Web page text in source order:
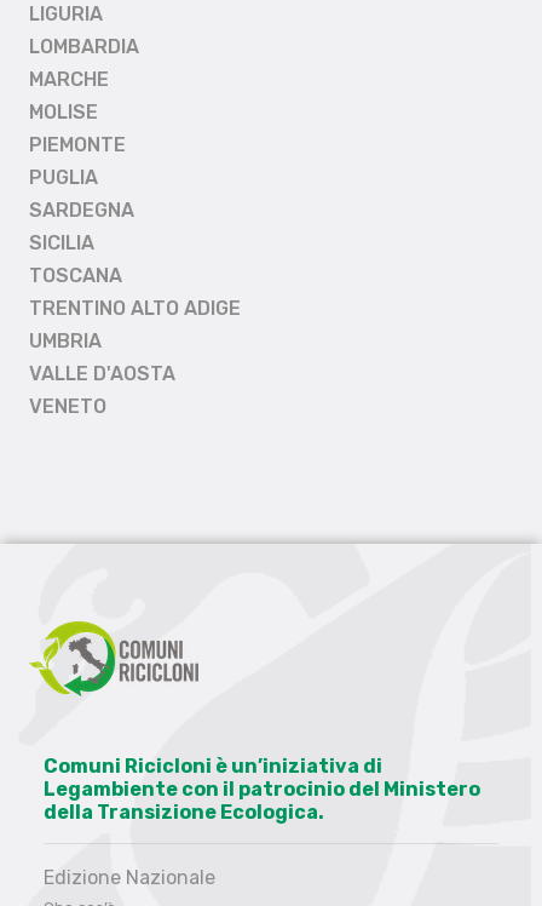
LIGURIA
LOMBARDIA
MARCHE
MOLISE
PIEMONTE
PUGLIA
SARDEGNA
SICILIA
TOSCANA
TRENTINO ALTO ADIGE
UMBRIA
VALLE D'AOSTA
VENETO
Comuni Ricicloni è un’iniziativa di
Legambiente con il patrocinio del Ministero
della Transizione Ecologica.
Edizione Nazionale